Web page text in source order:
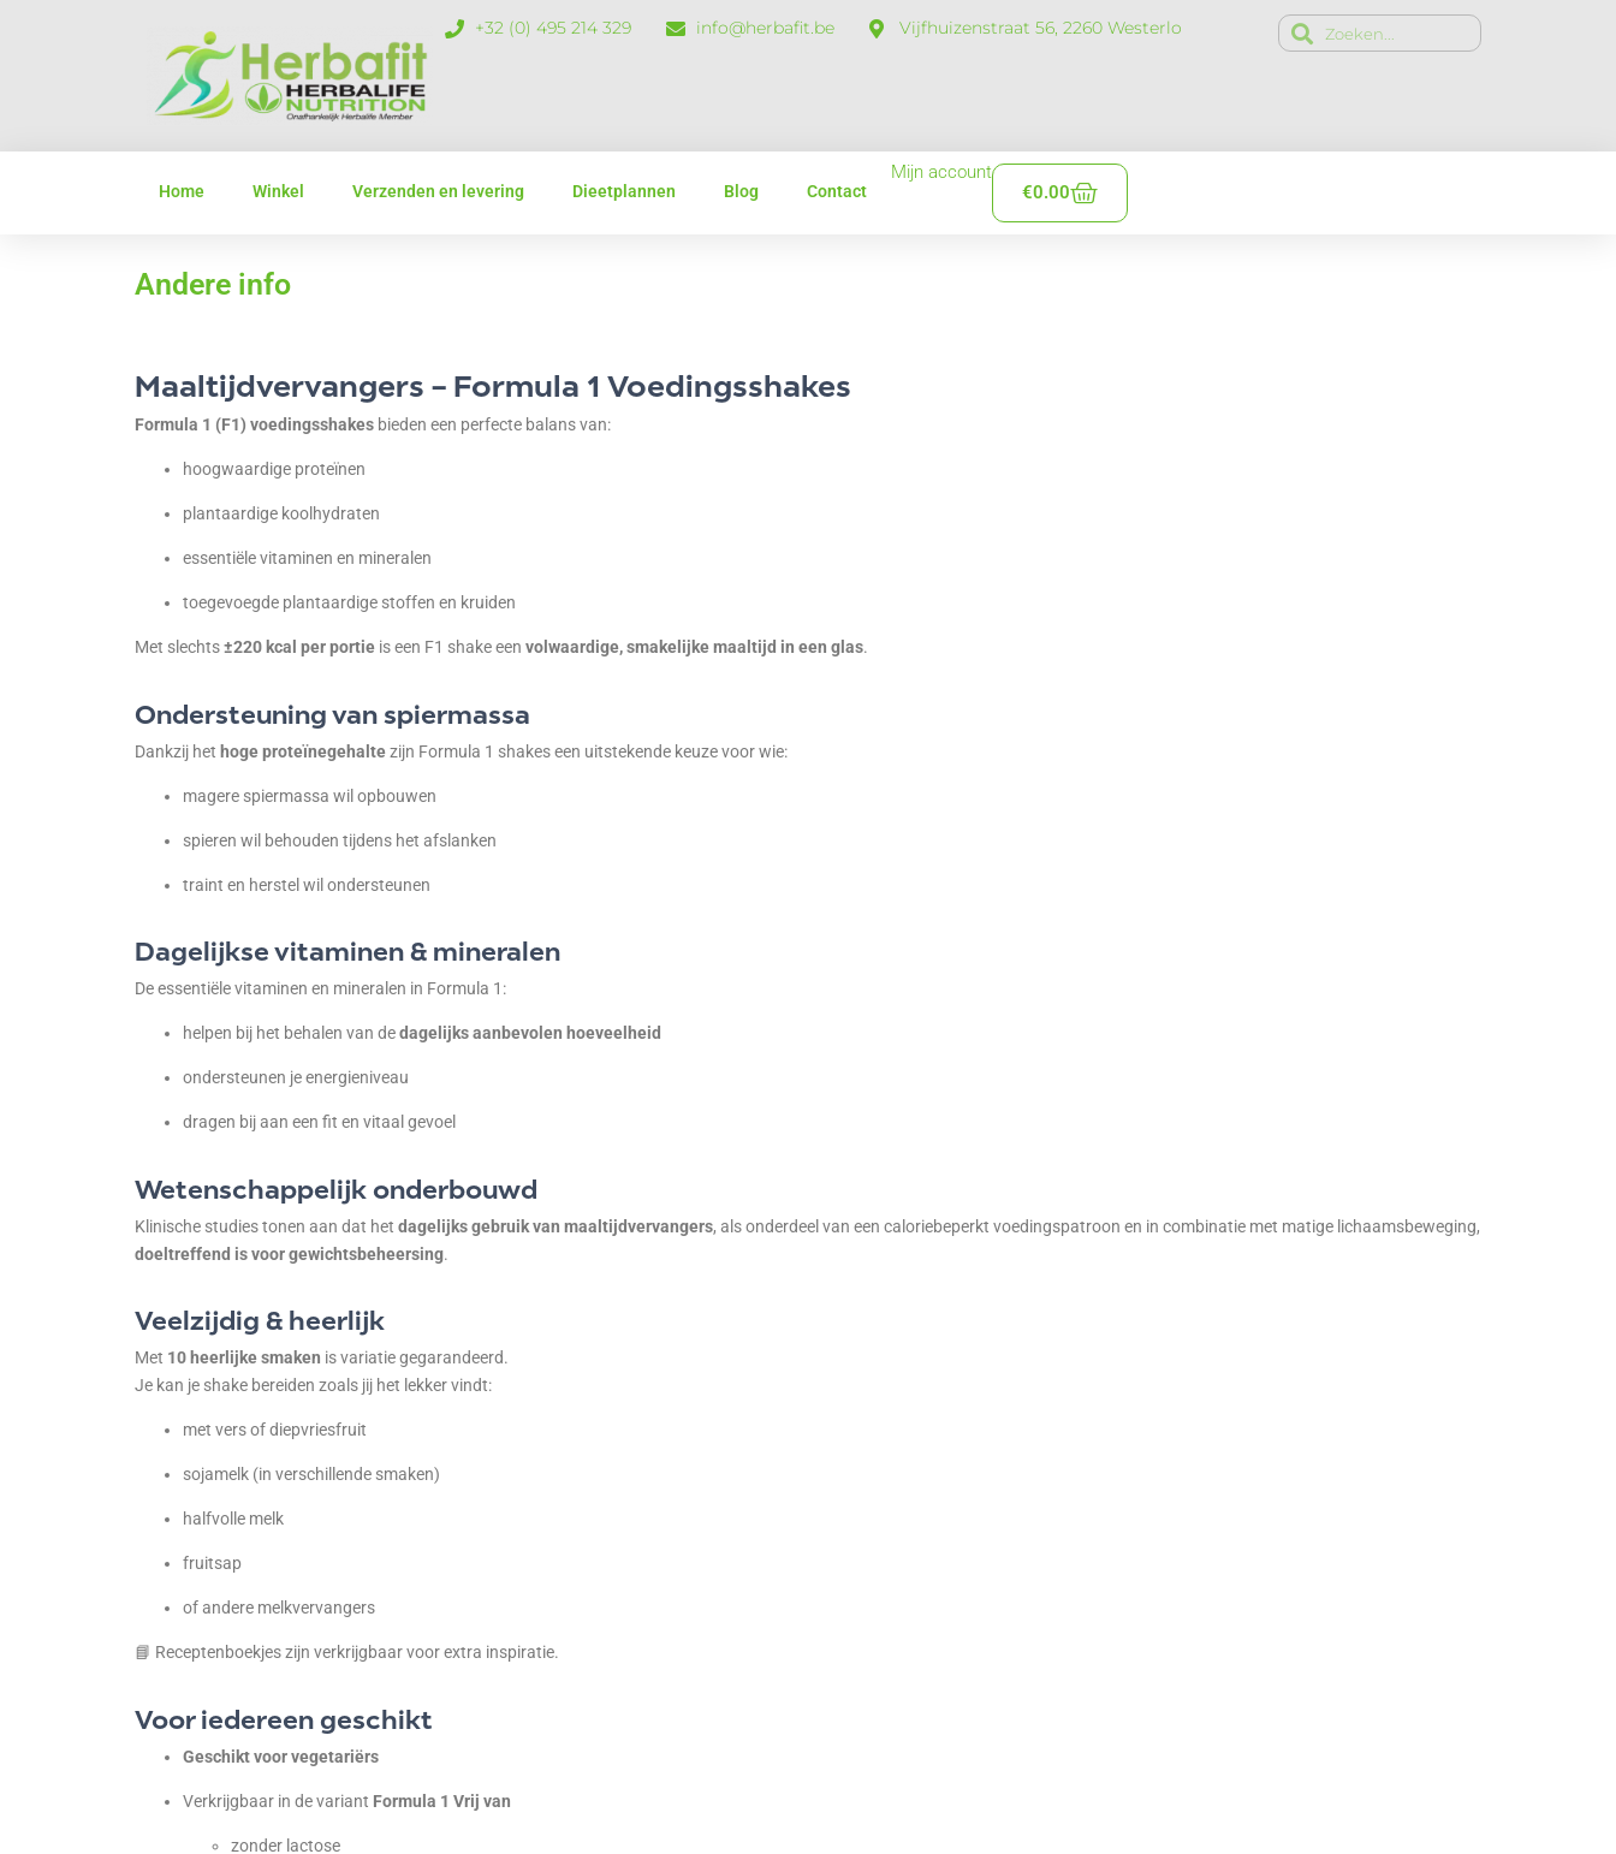
+32 (0) 495 214 329 info@herbafit.be Vijfhuizenstraat 56, 2260 Westerlo
Home Winkel Verzenden en levering Dieetplannen Blog Contact
Mijn account
€0.00
Andere info
Maaltijdvervangers – Formula 1 Voedingsshakes
Formula 1 (F1) voedingsshakes bieden een perfecte balans van:
hoogwaardige proteïnen
plantaardige koolhydraten
essentiële vitaminen en mineralen
toegevoegde plantaardige stoffen en kruiden
Met slechts±220 kcal per portie is een F1 shake een volwaardige, smakelijke maaltijd in een glas.
Ondersteuning van spiermassa
Dankzij het hoge proteïnegehaltezijn Formula 1 shakes een uitstekende keuze voor wie:
magere spiermassa wil opbouwen
spieren wil behouden tijdens het afslanken
traint en herstel wil ondersteunen
Dagelijkse vitaminen & mineralen
De essentiële vitaminen en mineralen in Formula 1:
helpen bij het behalen van dedagelijks aanbevolen hoeveelheid
ondersteunen je energieniveau
dragen bij aan een fit en vitaal gevoel
Wetenschappelijk onderbouwd
Klinische studies tonen aan dat het dagelijks gebruik van maaltijdvervangers, als onderdeel van een caloriebeperkt voedingspatroon en in combinatie met matige lichaamsbeweging,
doeltreffend is voor gewichtsbeheersing.
Veelzijdig & heerlijk
Met 10 heerlijke smaken is variatie gegarandeerd.
Je kan je shake bereiden zoals jij het lekker vindt:
met vers of diepvriesfruit
sojamelk (in verschillende smaken)
halfvolle melk
fruitsap
of andere melkvervangers
📘 Receptenboekjes zijn verkrijgbaar voor extra inspiratie.
Voor iedereen geschikt
Geschikt voor vegetariërs
Verkrijgbaar in de variant Formula 1 Vrij van
zonder lactose